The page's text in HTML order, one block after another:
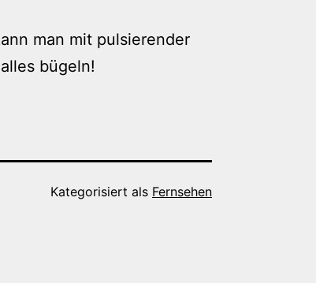
man mit pulsierender
bügeln!
Kategorisiert als Fernsehen